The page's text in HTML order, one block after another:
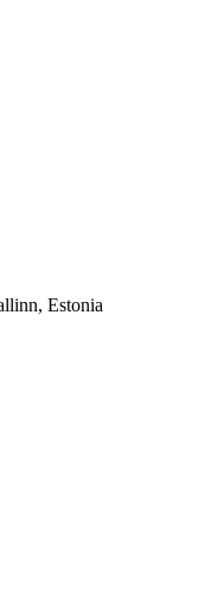
Estonia